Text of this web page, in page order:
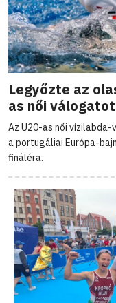
Legyőzte az
as női
Az U20-as női
a portugáliai Európa-
fináléra.